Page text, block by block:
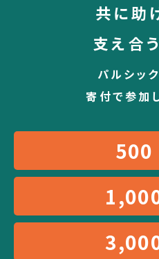
共に助
支え合
パルシッ
寄付で参加
500